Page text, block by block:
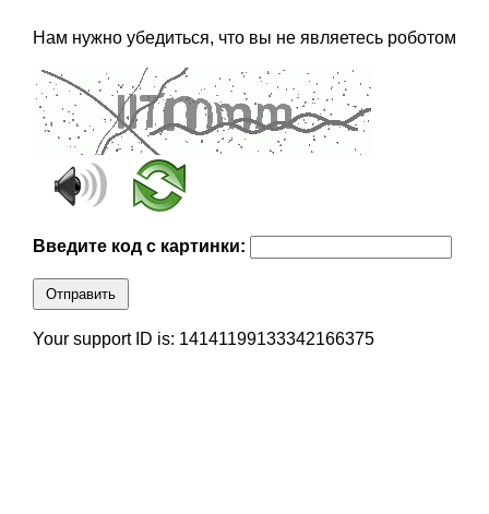
Нам нужно убедиться, что вы не являетесь роботом
Введите код с картинки:
Отправить
Your support ID is: 14141199133342166375